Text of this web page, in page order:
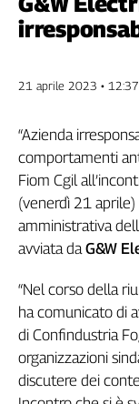
Filcams
Filctem
Filt
Fisac
Flai
Flc
Fp
Nidil
Slc
Inca
Caaf
Speciali
G8
21 aprile 2023 • 12:37
“Azienda
comportamenti
Fiom Cgil
(venerdì 21
amministrativa
avviata daG&W
“Nel corso della
ha comunicato di
di Confindustria
organizzazioni
discutere dei